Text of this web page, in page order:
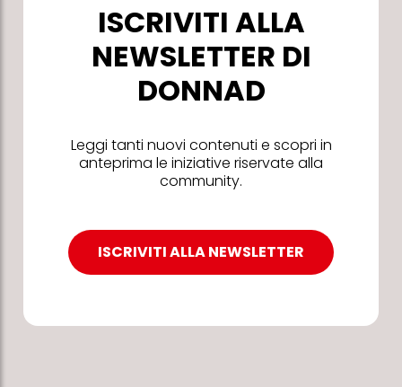
ISCRIVITI ALLA
NEWSLETTER DI
DONNAD
Leggi tanti nuovi contenuti e scopri in
anteprima le iniziative riservate alla
community.
ISCRIVITI ALLA NEWSLETTER